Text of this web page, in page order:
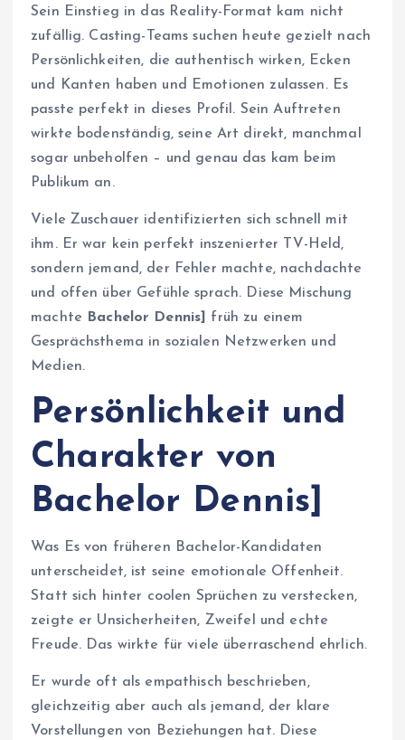
Sein Einstieg in das Reality-Format kam nicht
zufällig. Casting-Teams suchen heute gezielt nach
Persönlichkeiten, die authentisch wirken, Ecken
und Kanten haben und Emotionen zulassen. Es
passte perfekt in dieses Profil. Sein Auftreten
wirkte bodenständig, seine Art direkt, manchmal
sogar unbeholfen – und genau das kam beim
Publikum an.
Viele Zuschauer identifizierten sich schnell mit
ihm. Er war kein perfekt inszenierter TV-Held,
sondern jemand, der Fehler machte, nachdachte
und offen über Gefühle sprach. Diese Mischung
machte
Bachelor Dennis]
früh zu einem
Gesprächsthema in sozialen Netzwerken und
Medien.
Persönlichkeit und
Charakter von
Bachelor Dennis]
Was Es von früheren Bachelor-Kandidaten
unterscheidet, ist seine emotionale Offenheit.
Statt sich hinter coolen Sprüchen zu verstecken,
zeigte er Unsicherheiten, Zweifel und echte
Freude. Das wirkte für viele überraschend ehrlich.
Er wurde oft als empathisch beschrieben,
gleichzeitig aber auch als jemand, der klare
Vorstellungen von Beziehungen hat. Diese